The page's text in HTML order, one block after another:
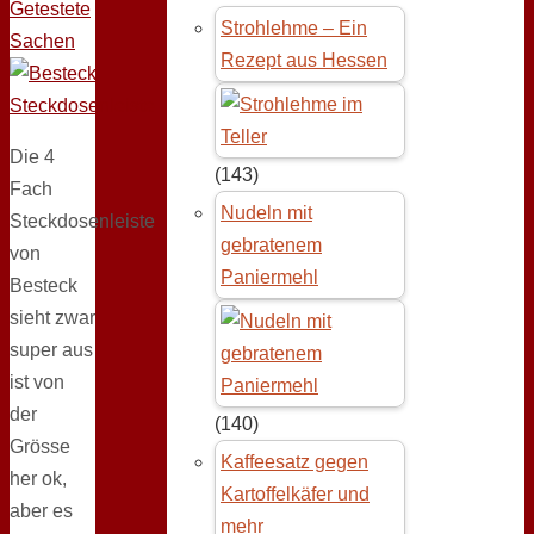
Getestete
Sachen
Die 4
Fach
Steckdosenleiste
von
Besteck
sieht zwar
super aus
ist von
der
Grösse
her ok,
aber es
Strohlehme – Ein
Rezept aus Hessen
(143)
Nudeln mit
gebratenem
Paniermehl
(140)
Kaffeesatz gegen
Kartoffelkäfer und
mehr